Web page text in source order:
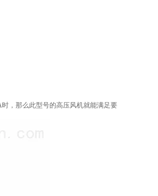
，那么此型号的高压风机就能满足要